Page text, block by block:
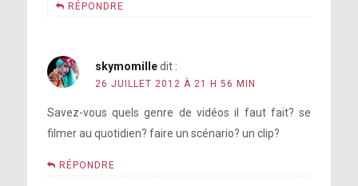
RÉPONDRE
skymomille dit :
26 JUILLET 2012 À 21 H 56 MIN
Savez-vous quels genre de vidéos il faut fait? se
filmer au quotidien? faire un scénario? un clip?
RÉPONDRE